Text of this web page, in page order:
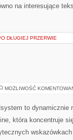
na interesujące
DŁUGIEJ PRZERWIE
MOŻLIWOŚĆ
to dynamicznie
która koncentruje